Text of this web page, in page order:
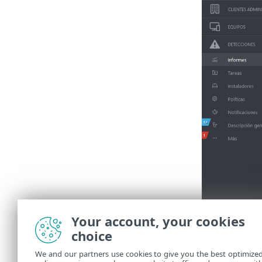
Your account, your cookies
choice
We and our partners use cookies to give you the best